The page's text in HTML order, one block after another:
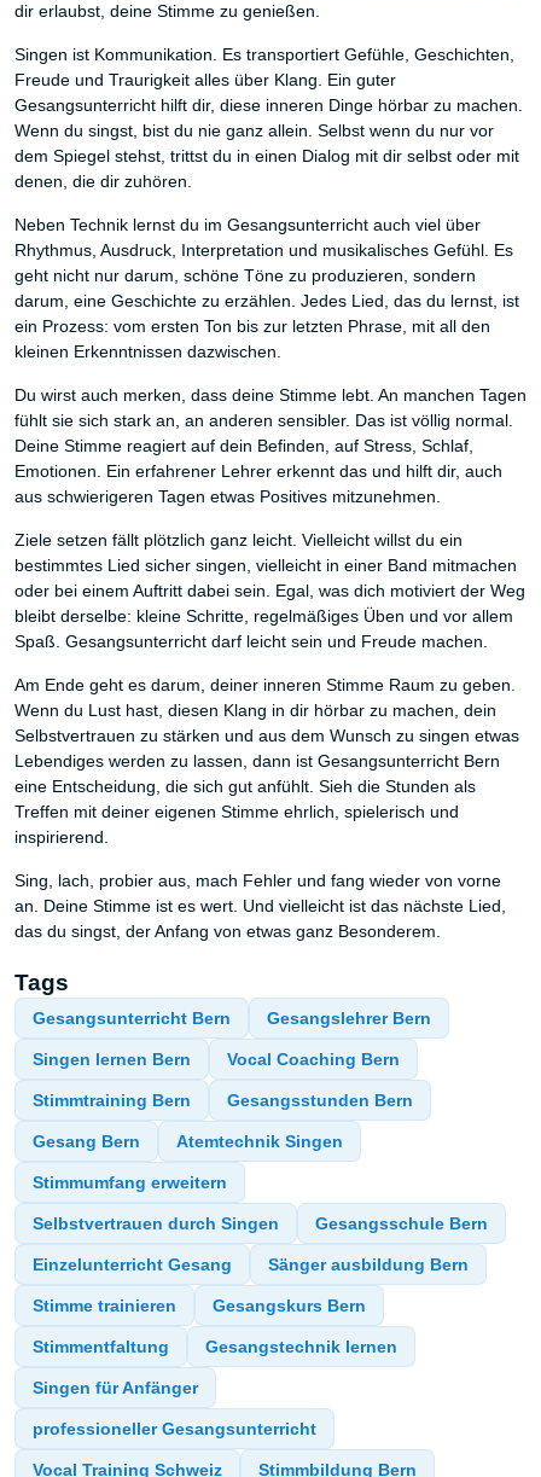
dir erlaubst, deine Stimme zu genießen.
Singen ist Kommunikation. Es transportiert Gefühle, Geschichten,
Freude und Traurigkeit alles über Klang. Ein guter
Gesangsunterricht hilft dir, diese inneren Dinge hörbar zu machen.
Wenn du singst, bist du nie ganz allein. Selbst wenn du nur vor
dem Spiegel stehst, trittst du in einen Dialog mit dir selbst oder mit
denen, die dir zuhören.
Neben Technik lernst du im Gesangsunterricht auch viel über
Rhythmus, Ausdruck, Interpretation und musikalisches Gefühl. Es
geht nicht nur darum, schöne Töne zu produzieren, sondern
darum, eine Geschichte zu erzählen. Jedes Lied, das du lernst, ist
ein Prozess: vom ersten Ton bis zur letzten Phrase, mit all den
kleinen Erkenntnissen dazwischen.
Du wirst auch merken, dass deine Stimme lebt. An manchen Tagen
fühlt sie sich stark an, an anderen sensibler. Das ist völlig normal.
Deine Stimme reagiert auf dein Befinden, auf Stress, Schlaf,
Emotionen. Ein erfahrener Lehrer erkennt das und hilft dir, auch
aus schwierigeren Tagen etwas Positives mitzunehmen.
Ziele setzen fällt plötzlich ganz leicht. Vielleicht willst du ein
bestimmtes Lied sicher singen, vielleicht in einer Band mitmachen
oder bei einem Auftritt dabei sein. Egal, was dich motiviert der Weg
bleibt derselbe: kleine Schritte, regelmäßiges Üben und vor allem
Spaß. Gesangsunterricht darf leicht sein und Freude machen.
Am Ende geht es darum, deiner inneren Stimme Raum zu geben.
Wenn du Lust hast, diesen Klang in dir hörbar zu machen, dein
Selbstvertrauen zu stärken und aus dem Wunsch zu singen etwas
Lebendiges werden zu lassen, dann ist Gesangsunterricht Bern
eine Entscheidung, die sich gut anfühlt. Sieh die Stunden als
Treffen mit deiner eigenen Stimme ehrlich, spielerisch und
inspirierend.
Sing, lach, probier aus, mach Fehler und fang wieder von vorne
an. Deine Stimme ist es wert. Und vielleicht ist das nächste Lied,
das du singst, der Anfang von etwas ganz Besonderem.
Tags
Gesangsunterricht Bern Gesangslehrer Bern
Singen lernen Bern Vocal Coaching Bern
Stimmtraining Bern Gesangsstunden Bern
Gesang Bern Atemtechnik Singen
Stimmumfang erweitern
Selbstvertrauen durch Singen Gesangsschule Bern
Einzelunterricht Gesang Sänger ausbildung Bern
Stimme trainieren Gesangskurs Bern
Stimmentfaltung Gesangstechnik lernen
Singen für Anfänger
professioneller Gesangsunterricht
Vocal Training Schweiz Stimmbildung Bern